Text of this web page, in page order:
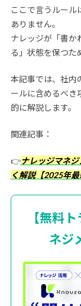
ここで言うルール
ありません。
ナレッジが「書か
る」状態を保つた
本記事では、社内
ールに含めるべき
的に解説します。
関連記事：
👉ナレッジマネ
く解説【2025年最
【無料
ネジ